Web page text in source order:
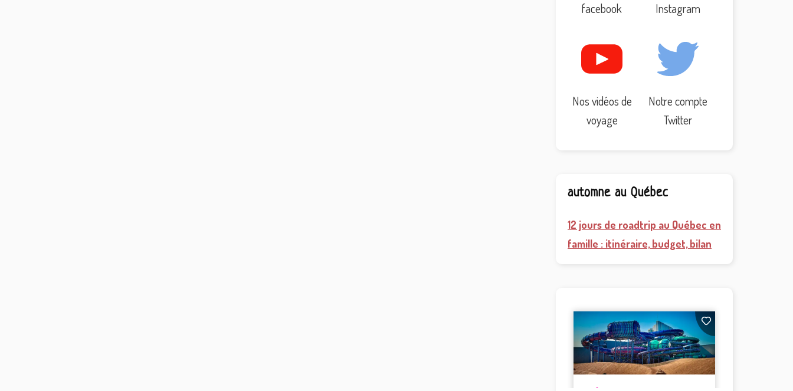
facebook
Instagram
Nos vidéos de
voyage
Notre compte
Twitter
automne au Québec
12 jours de roadtrip au Québec en
famille : itinéraire, budget, bilan